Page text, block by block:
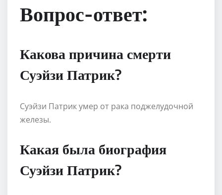
Вопрос-ответ:
Какова причина смерти
Суэйзи Патрик?
Суэйзи Патрик умер от рака поджелудочной
железы.
Какая была биография
Суэйзи Патрик?